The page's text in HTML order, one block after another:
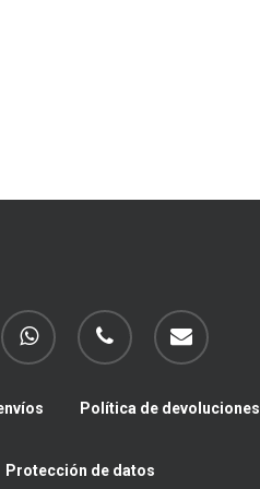
whatsapp phone email
Política de devoluciones
Protección de datos